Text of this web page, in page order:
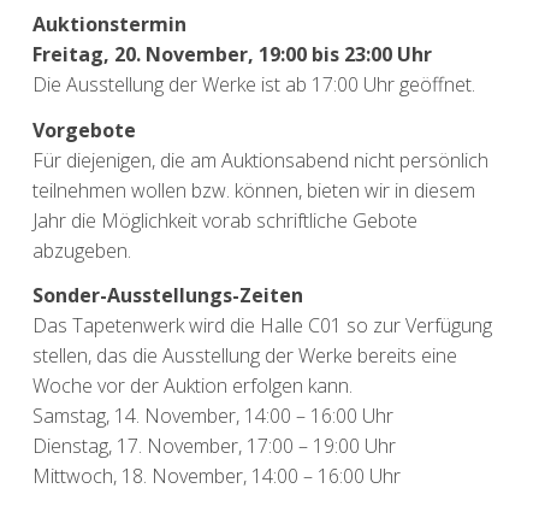
Auktionstermin
Freitag, 20. November, 19:00 bis 23:00 Uhr
Die Ausstellung der Werke ist ab 17:00 Uhr geöffnet.
Vorgebote
Für diejenigen, die am Auktionsabend nicht persönlich
teilnehmen wollen bzw. können, bieten wir in diesem
Jahr die Möglichkeit vorab schriftliche Gebote
abzugeben.
Sonder-Ausstellungs-Zeiten
Das Tapetenwerk wird die Halle C01 so zur Verfügung
stellen, das die Ausstellung der Werke bereits eine
Woche vor der Auktion erfolgen kann.
Samstag, 14. November, 14:00 – 16:00 Uhr
Dienstag, 17. November, 17:00 – 19:00 Uhr
Mittwoch, 18. November, 14:00 – 16:00 Uhr